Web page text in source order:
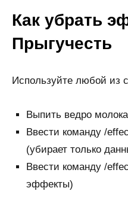
Как убрать
Прыгучесть
Используйте любой из
Выпить ведро молока
Ввести команду /
(убирает только
Ввести команду /
эффекты)